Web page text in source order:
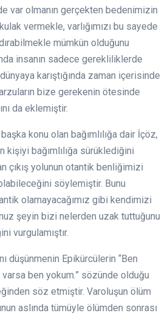
var olmanın gerçekten bedenimizin
vermekle, varlığımızı bu sayede
mümkün olduğunu
insanın sadece gerekliliklerde
karıştığında zaman içerisinde
bize gerekenin ötesinde
da eklemiştir.
konu olan bağımlılığa dair İçöz,
kişiyi bağımlılığa sürüklediğini
çıkış yolunun otantik benliğimizi
söylemiştir. Bunu
olamayacağımız gibi kendimizi
şeyin bizi nelerden uzak tuttuğunu
vurgulamıştır.
düşünmenin Epikürcülerin “Ben
ben yokum.” sözünde olduğu
söz etmiştir. Varoluşun ölüm
aslında tümüyle ölümden sonrası